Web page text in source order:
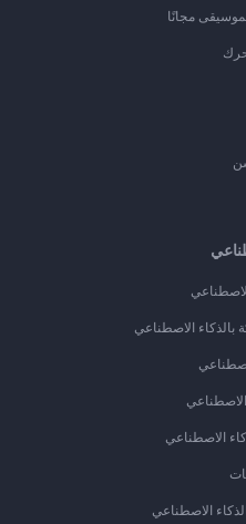
مجانًا
بالذكاء الاصطناعي
الاصطناعي
الاصطناعي